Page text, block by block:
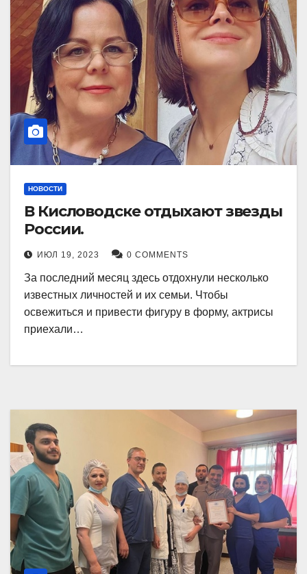
НОВОСТИ
В Кисловодске отдыхают звезды
России.
ИЮЛ 19, 2023 0 COMMENTS
За последний месяц здесь отдохнули несколько
известных личностей и их семьи. Чтобы
освежиться и привести фигуру в форму, актрисы
приехали…